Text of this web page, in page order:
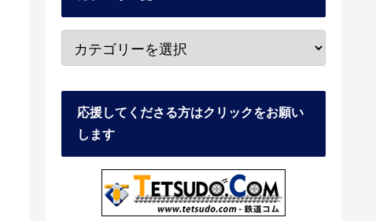
応援してくださる方はクリックをお願い
します